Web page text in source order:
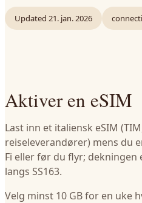
Updated 21. jan. 2026
Aktiver en eSIM
Last inn et italiensk eSIM
reiseleverandører) mens du
Fi eller før du flyr;
langs SS163.
Velg minst 10 GB for en uke